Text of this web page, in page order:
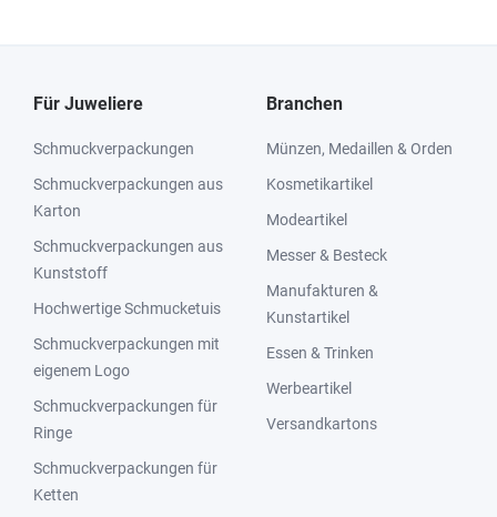
Für Juweliere
Schmuckverpackungen
Schmuckverpackungen aus
Karton
Schmuckverpackungen aus
Kunststoff
Hochwertige Schmucketuis
Schmuckverpackungen mit
eigenem Logo
Schmuckverpackungen für
Ringe
Schmuckverpackungen für
Ketten
Branchen
Münzen, Medaillen & Orden
Kosmetikartikel
Modeartikel
Messer & Besteck
Manufakturen &
Kunstartikel
Essen & Trinken
Werbeartikel
Versandkartons